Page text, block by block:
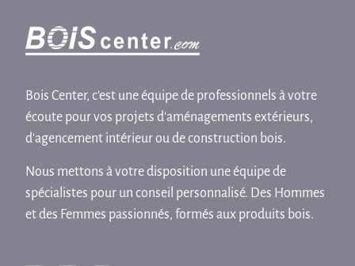
Bois Center, c'est une équipe de professionnels à votre
écoute pour vos projets d'aménagements extérieurs,
d'agencement intérieur ou de construction bois.
Nous mettons à votre disposition une équipe de
spécialistes pour un conseil personnalisé. Des Hommes
et des Femmes passionnés, formés aux produits bois.